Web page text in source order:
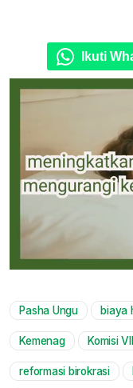
Ikuti
Pasha Ungu biaya
Kemenag Komisi
reformasi birokrasi